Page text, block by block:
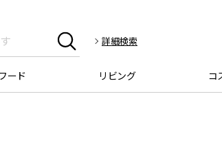
詳細検索
フード リビング コ